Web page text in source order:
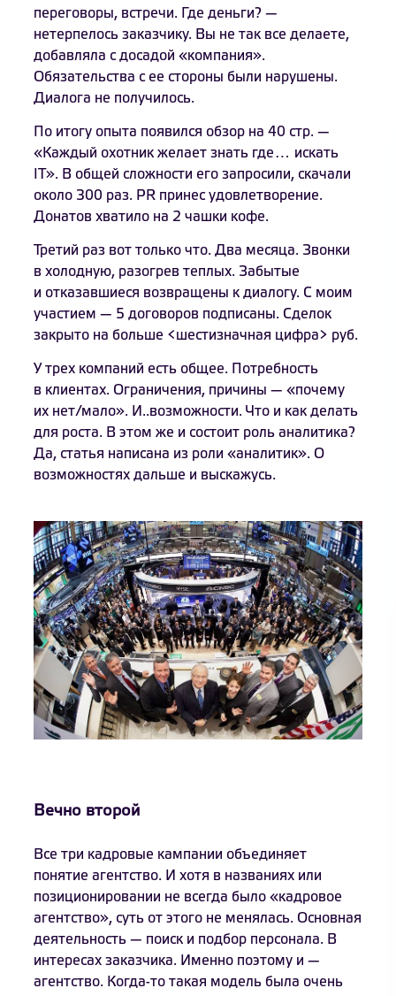
переговоры, встречи. Где деньги? —
нетерпелось заказчику. Вы не так все делаете,
добавляла с досадой «компания».
Обязательства с ее стороны были нарушены.
Диалога не получилось.
По итогу опыта появился обзор на 40 стр. —
«Каждый охотник желает знать где… искать
IT». В общей сложности его запросили, скачали
около 300 раз. PR принес удовлетворение.
Донатов хватило на 2 чашки кофе.
Третий раз вот только что. Два месяца. Звонки
в холодную, разогрев теплых. Забытые
и отказавшиеся возвращены к диалогу. С моим
участием — 5 договоров подписаны. Сделок
закрыто на больше <шестизначная цифра> руб.
У трех компаний есть общее. Потребность
в клиентах. Ограничения, причины — «почему
их нет/мало». И..возможности. Что и как делать
для роста. В этом же и состоит роль аналитика?
Да, статья написана из роли «аналитик». О
возможностях дальше и выскажусь.
Вечно второй
Все три кадровые кампании объединяет
понятие агентство. И хотя в названиях или
позиционировании не всегда было «кадровое
агентство», суть от этого не менялась. Основная
деятельность — поиск и подбор персонала. В
интересах заказчика. Именно поэтому и —
агентство. Когда-то такая модель была очень